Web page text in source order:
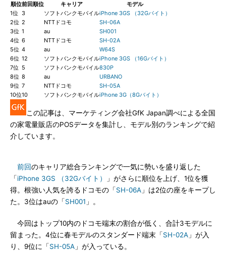
順位前回順位 キャリア
モデル
1位
3 ソフトバンクモバイルiPhone 3GS （32Gバイト）
2位 2 NTTドコモ
SH-06A
3位 1 au
SH001
4位 6 NTTドコモ
SH-02A
5位 4 au
W64S
6位 12 ソフトバンクモバイルiPhone 3GS （16Gバイト）
7位 5 ソフトバンクモバイル830P
8位 8 au
URBANO
9位 7 NTTドコモ
SH-05A
10位10 ソフトバンクモバイルiPhone 3G（8Gバイト）
この記事は、マーケティング会社GfK Japan調べによる全国
の家電量販店のPOSデータを集計し、モデル別のランキングで紹
介しています。
前回のキャリア総合ランキングで一気に勢いを盛り返した
「iPhone 3GS （32Gバイト）
」がさらに順位を上げ、1位を獲
得。根強い人気を誇るドコモの「SH-06A 」は2位の座をキープし
た。3位はauの「SH001 」。
今回はトップ10内のドコモ端末の割合が低く、合計3モデルに
留まった。4位に春モデルのスタンダード端末「SH-02A 」が入
り、9位に「SH-05A 」が入っている。